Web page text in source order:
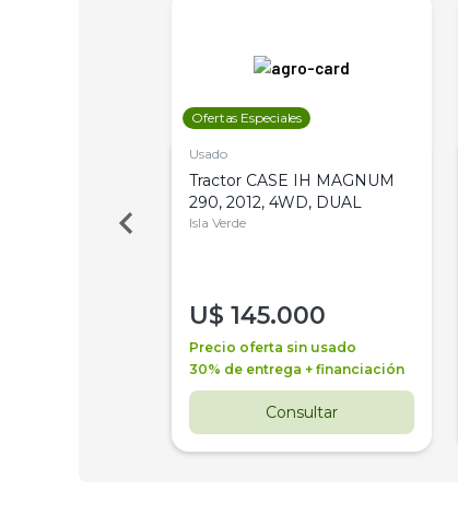
Ofertas Especiales
Usado
Tractor CASE IH MAGNUM
290, 2012, 4WD, DUAL
Isla Verde
U$ 145.000
Precio oferta sin usado
30% de entrega + financiación
Consultar